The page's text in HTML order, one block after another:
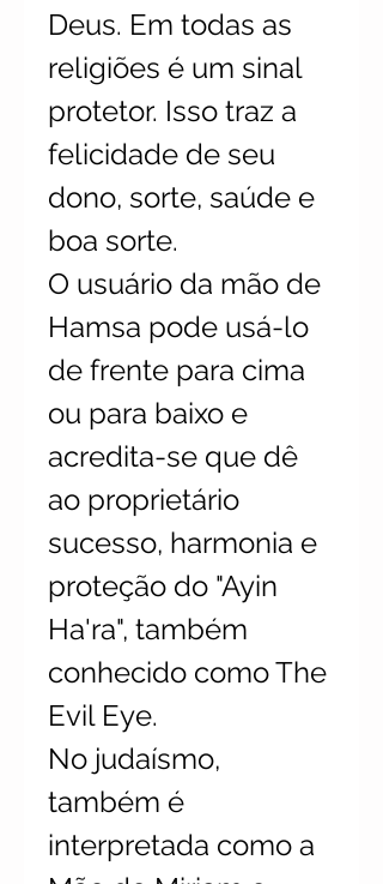
Deus. Em todas as
religiões é um sinal
protetor. Isso traz a
felicidade de seu
dono, sorte, saúde e
boa sorte.
O usuário da mão de
Hamsa pode usá-lo
de frente para cima
ou para baixo e
acredita-se que dê
ao proprietário
sucesso, harmonia e
proteção do "Ayin
Ha'ra", também
conhecido como The
Evil Eye.
No judaísmo,
também é
interpretada como a